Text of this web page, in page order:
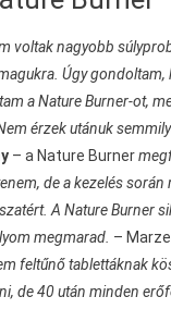
voltak nagyobb
Úgy
a Nature Burner-ot,
érzek utánuk
– a Nature Burner
de a kezelés
A Nature Burner
megmarad. –
feltűnő tablettáknak
de 40 után minden